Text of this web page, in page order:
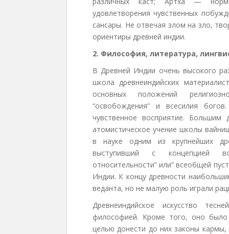
удовлетворения чувственных
сансары. Не отвечая злом на зло,
ориентиры древней индии.
2. Философия, литература,
В Древней Индии очень высокого
школа древнеиндийских
основных положений
“освобождения” и всесилия
чувственное восприятие.
атомистическое учение школы
в науке одним из крупнейших
выступивший с концепцией
относительности” или” всеобщей
Индии. К концу древности
веданта, но не малую роль играли
Древнеиндийское искусство
философией. Кроме того, оно было
целью донести до них законы